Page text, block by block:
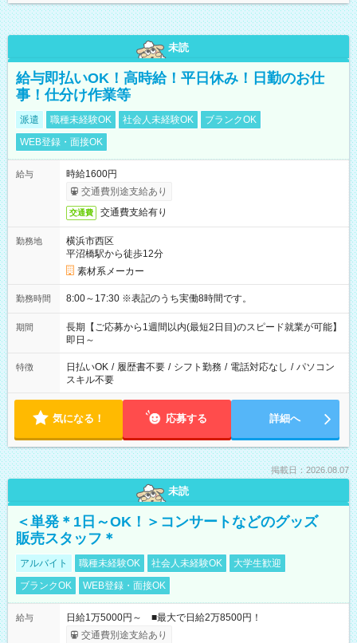
未読
給与即払いOK！高時給！平日休み！日勤のお仕
事！仕分け作業等
派遣 職種未経験OK 社会人未経験OK
ブランクOK
WEB登録・面接OK
給与
時給1600円
交通費別途支給あり
交通費 交通費支給有り
勤務地
横浜市西区
平沼橋駅から徒歩12分
素材系メーカー
勤務時間 8:00～17:30 ※表記のうち実働8時間です。
期間
長期【ご応募から1週間以内(最短2日目)のスピード就業が可能】
即日～
特徴 日払いOK / 履歴書不要 / シフト勤務 / 電話対応なし / パソコン
スキル不要
気になる！ 応募する 詳細へ
掲載日：2026.08.07
未読
＜単発＊1日～OK！＞コンサートなどのグッズ
販売スタッフ＊
アルバイト 職種未経験OK 社会人未経験OK
大学生歓迎
ブランクOK
WEB登録・面接OK
給与
日給1万5000円～ ■最大で日給2万8500円！
交通費別途支給あり